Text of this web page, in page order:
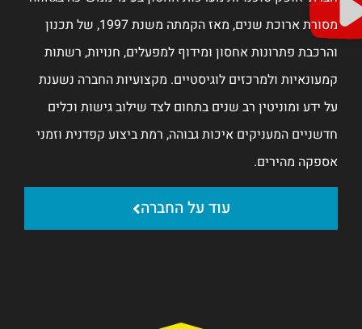
מסורת ארוכת שנים, מאז הקמתה משנת 1997, של תכנון
רשתות
נשענת
וכלים
וזמני